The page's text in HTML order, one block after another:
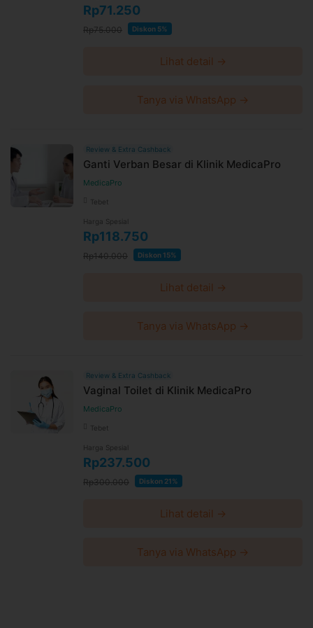
Rp71.250
Rp75.000 Diskon 5%
Lihat detail →
Tanya via WhatsApp →
Review & Extra Cashback
Ganti Verban Besar di Klinik MedicaPro
MedicaPro
Tebet
Harga Spesial
Rp118.750
Rp140.000 Diskon 15%
Lihat detail →
Tanya via WhatsApp →
Review & Extra Cashback
Vaginal Toilet di Klinik MedicaPro
MedicaPro
Tebet
Harga Spesial
Rp237.500
Rp300.000 Diskon 21%
Lihat detail →
Tanya via WhatsApp →